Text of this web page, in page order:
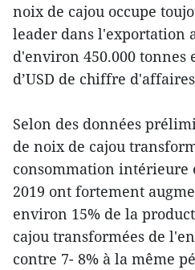
noix de cajou occupe
leader dans l'exportation
d'environ 450.000
d’USD de chiffre
Selon des données
de noix de cajou
consommation intérieure
2019 ont fortement
environ 15% de la
cajou transformées de
contre 7- 8% à la même